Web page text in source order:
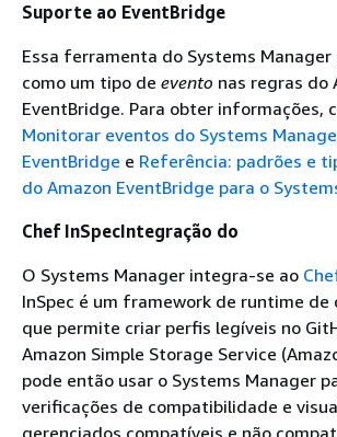
Suporte ao EventBridge
Essa ferramenta do Systems Manager
como um tipo de evento nas regras do
EventBridge. Para obter informações,
Monitorar eventos do Systems
EventBridge e Referência: padrões e
do Amazon EventBridge para o
Chef InSpecIntegração do
O Systems Manager integra-se ao
InSpec é um framework de runtime
que permite criar perfis legíveis no
Amazon Simple Storage Service
pode então usar o Systems Manager
verificações de compatibilidade e
gerenciados compatíveis e não